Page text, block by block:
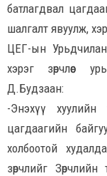
батлагдвал
шалгалт явуулж,
ЦЕГ-ын Урьдчилан
хэрэг зөрчлөөс
Д.Будзаан:
-Энэхүү хуулийн
цагдаагийн
холбоотой
зөрчлийг